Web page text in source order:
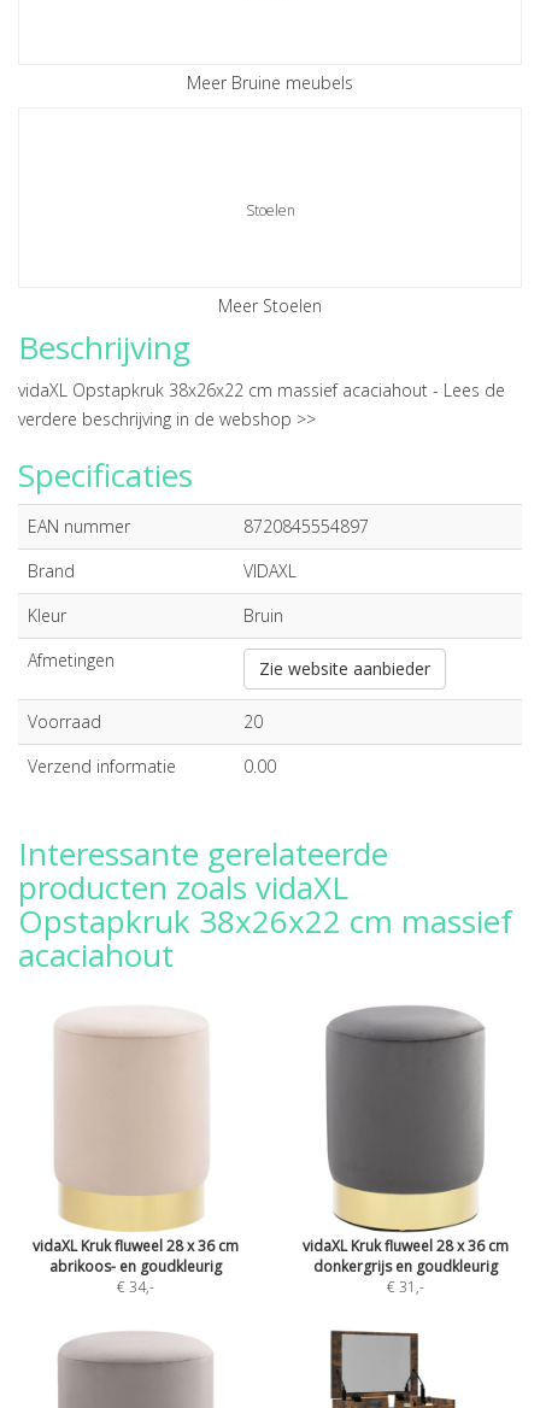
Meer Bruine meubels
Stoelen
Meer Stoelen
Beschrijving
vidaXL Opstapkruk 38x26x22 cm massief acaciahout - Lees de
verdere beschrijving in de webshop >>
Specificaties
EAN nummer
8720845554897
Brand
VIDAXL
Kleur
Bruin
Afmetingen
Zie website aanbieder
Voorraad
20
Verzend informatie
0.00
Interessante gerelateerde
producten zoals vidaXL
Opstapkruk 38x26x22 cm massief
acaciahout
vidaXL Kruk fluweel 28 x 36 cm
abrikoos- en goudkleurig
€ 34,-
vidaXL Kruk fluweel 28 x 36 cm
donkergrijs en goudkleurig
€ 31 ,-